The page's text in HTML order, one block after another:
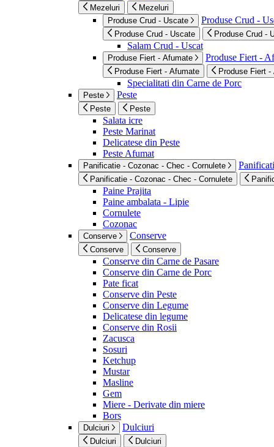
Mezeluri
Mezeluri
Produse Crud - Uscate
Produse Crud -
Produse Crud - Uscate Produse Crud -
Salam Crud - Uscat
Produse Fiert - Afumate Produse Fiert -
Produse Fiert - Afumate Produse Fiert -
Specialitati din Carne de Porc
Peste Peste
Peste Peste
Salata icre
Peste Marinat
Delicatese din Peste
Peste Afumat
Panificatie - Cozonac - Chec - Cornulete
Panificatie - Cozonac - Chec - Cornulete
Paine Prajita
Paine ambalata - Lipie
Cornulete
Cozonac
Conserve Conserve
Conserve Conserve
Conserve din Carne de Pasare
Conserve din Carne de Porc
Pate ficat
Conserve din Peste
Conserve din Legume
Delicatese din legume
Conserve din Rosii
Zacusca
Sosuri
Ketchup
Mustar
Masline
Gem
Miere - Derivate din miere
Bors
Dulciuri Dulciuri
Dulciuri Dulciuri